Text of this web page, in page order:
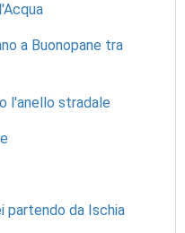
a Buonopane tra
l'anello stradale
partendo da Ischia